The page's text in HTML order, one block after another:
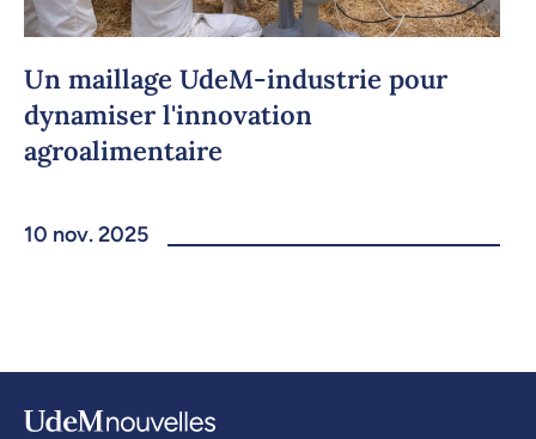
Un maillage UdeM-industrie pour
dynamiser l'innovation
agroalimentaire
10 nov. 2025